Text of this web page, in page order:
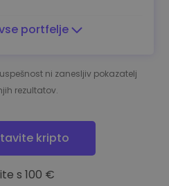
portfelje
ni zanesljiv pokazatelj
rezultatov.
kripto
s 100 €